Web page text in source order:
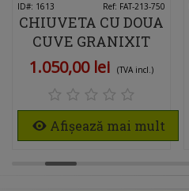
ID#: 1613 Ref: FAT-213-750
CHIUVETA CU DOUA
CUVE GRANIXIT
COMPOZIT 213-750
LAKE MICHIGAN
1.050,00 lei (TVA incl.)
Afișează mai mult